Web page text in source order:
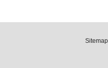
Sitemap